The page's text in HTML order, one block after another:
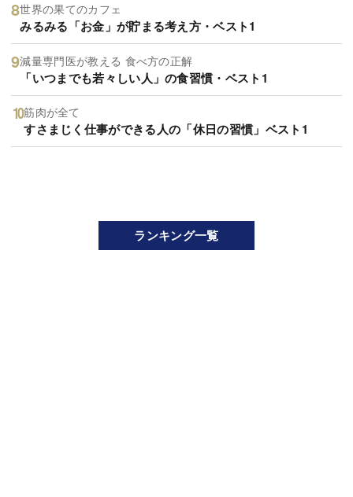
世界の果てのカフェ
みるみる「お金」が貯まる考え方・ベスト1
減量専門医が教える 食べ方の正解
「いつまでも若々しい人」の食習慣・ベスト1
筋肉が全て
すさまじく仕事ができる人の「休日の習慣」ベスト1
ランキング一覧